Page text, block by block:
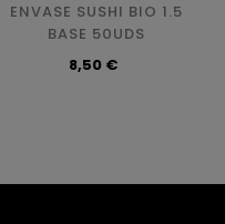
ENVASE SUSHI BIO 1.5
BASE 50UDS
Precio
8,50 €